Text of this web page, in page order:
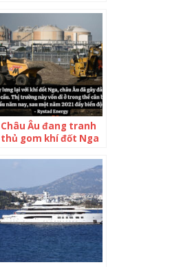
Châu Âu đang tranh
thủ gom khí đốt Nga
khả năng sẽ gây đảo
lộn thị trường LNG
vốn dĩ đã mong manh